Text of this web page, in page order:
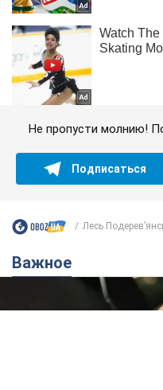
Не пропусти молнию!
Подписаться
Лесь
Важное